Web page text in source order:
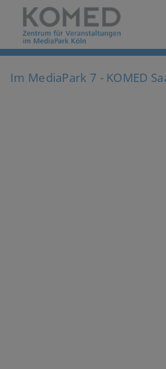
Im MediaPark 7 - KOMED